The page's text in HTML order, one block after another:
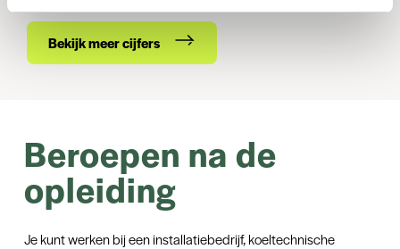
Bekijk meer cijfers
Beroepen na de
opleiding
Je kunt werken bij een installatiebedrijf, koeltechnische